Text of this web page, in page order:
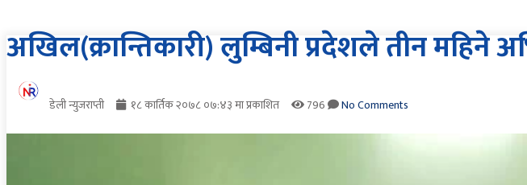
अखिल(क्रान्तिकारी) लुम्बिनी प्रदेशले तीन महिने
डेली न्युजराप्ती १८ कार्तिक २०७८ ०७:४३ मा प्रकाशित 796 No Comments